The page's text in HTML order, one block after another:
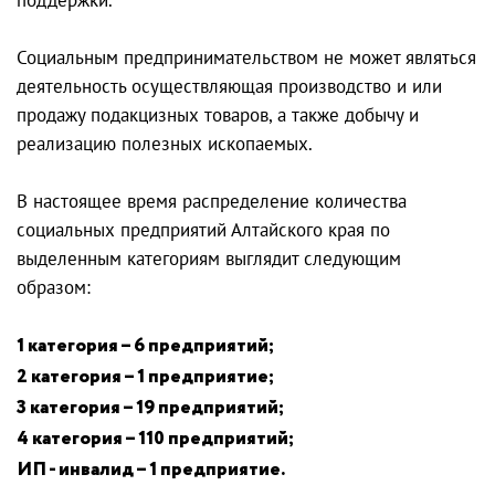
Социальным предпринимательством не может являться
деятельность осуществляющая производство и или
продажу подакцизных товаров, а также добычу и
реализацию полезных ископаемых.
В настоящее время распределение количества
социальных предприятий Алтайского края по
выделенным категориям выглядит следующим
образом:
1 категория – 6 предприятий;
2 категория – 1 предприятие;
3 категория – 19 предприятий;
4 категория – 110 предприятий;
ИП - инвалид – 1 предприятие.